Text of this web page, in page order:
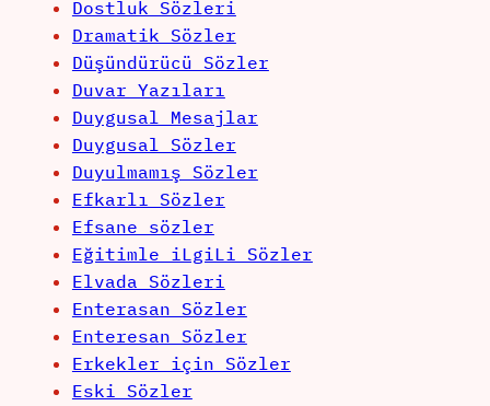
Dostluk Sözleri
Dramatik Sözler
Düşündürücü Sözler
Duvar Yazıları
Duygusal Mesajlar
Duygusal Sözler
Duyulmamış Sözler
Efkarlı Sözler
Efsane sözler
Eğitimle iLgiLi Sözler
Elvada Sözleri
Enterasan Sözler
Enteresan Sözler
Erkekler için Sözler
Eski Sözler